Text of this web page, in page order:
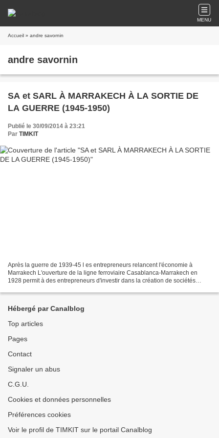
MENU
Accueil » andre savornin
andre savornin
SA et SARL À MARRAKECH À LA SORTIE DE
LA GUERRE (1945-1950)
Publié le 30/09/2014 à 23:21
Par TIMKIT
Après la guerre de 1939-45 l es entrepreneurs relancent l'économie à
Marrakech L'ouverture de la ligne ferroviaire Casablanca-Marrakech en
1928 permit à des entrepreneurs d'investir dans la création de sociétés
Hébergé par Canalblog
Top articles
Pages
Contact
Signaler un abus
C.G.U.
Cookies et données personnelles
Préférences cookies
Voir le profil de TIMKIT sur le portail Canalblog